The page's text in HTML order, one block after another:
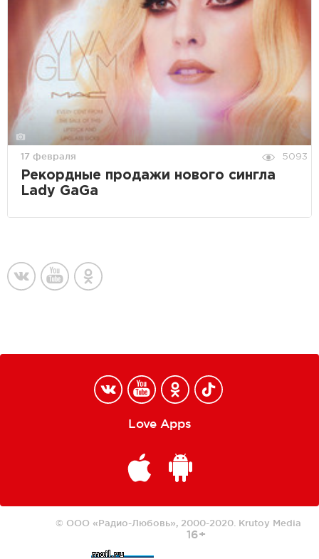
17 февраля 5093
Рекордные продажи нового сингла
Lady GaGa
Love Apps
© ООО «Радио-Любовь», 2000-2020. Krutoy Media
16+